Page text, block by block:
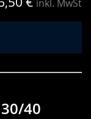
inkl. MwSt
40